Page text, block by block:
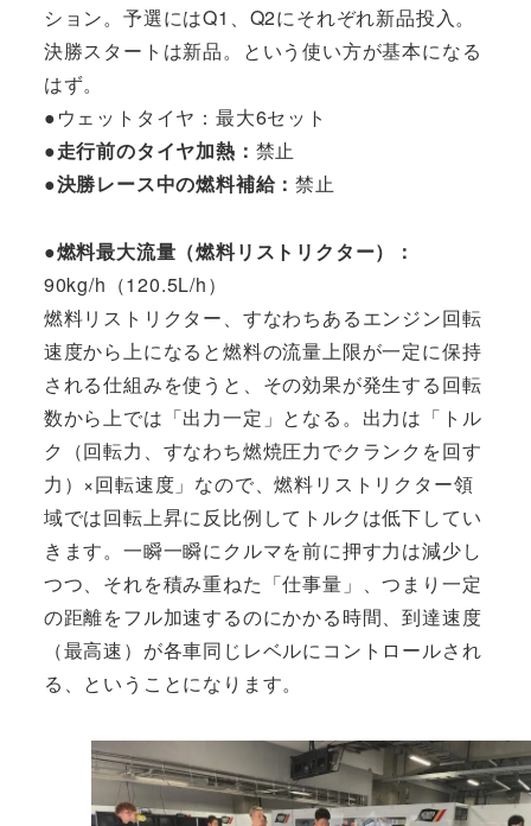
ション。予選にはQ1、Q2にそれぞれ新品投入。
決勝スタートは新品。という使い方が基本になる
はず。
●ウェットタイヤ：最大6セット
●走行前のタイヤ加熱： 禁止
●決勝レース中の燃料補給：禁止
●燃料最大流量（燃料リストリクター）：
90kg/h（120.5L/h）
燃料リストリクター、すなわちあるエンジン回転
速度から上になると燃料の流量上限が一定に保持
される仕組みを使うと、その効果が発生する回転
数から上では「出力一定」となる。出力は「トル
ク（回転力、すなわち燃焼圧力でクランクを回す
力）×回転速度」なので、燃料リストリクター領
域では回転上昇に反比例してトルクは低下してい
きます。一瞬一瞬にクルマを前に押す力は減少し
つつ、それを積み重ねた「仕事量」、つまり一定
の距離をフル加速するのにかかる時間、到達速度
（最高速）が各車同じレベルにコントロールされ
る、ということになります。